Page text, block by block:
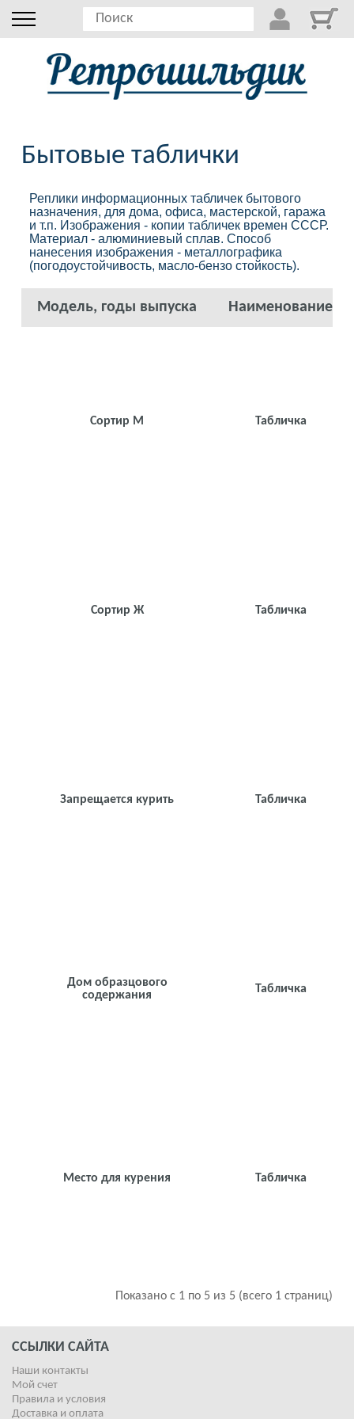
Бытовые таблички
Реплики информационных табличек бытового
назначения, для дома, офиса, мастерской, гаража
и т.п.
Материал - алюминиевый сплав. Способ
нанесения изображения - металлографика
(погодоустойчивость, масло-бензо стойкость).
Модель, годы выпуска Наименование
Сортир М Табличка
Сортир Ж Табличка
Запрещается курить Табличка
Дом образцового
содержания
Табличка
Место для курения Табличка
Показано с 1 по 5 из 5 (всего 1 страниц)
ССЫЛКИ САЙТА
Наши контакты
Мой счет
Правила и условия
Доставка и оплата